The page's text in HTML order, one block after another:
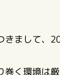
きまして、
巻く環境は